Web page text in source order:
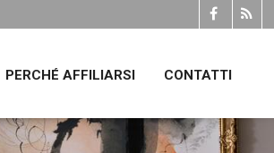
PERCHÉ AFFILIARSI CONTATTI